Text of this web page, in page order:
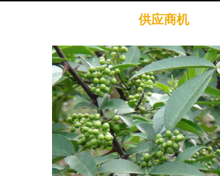
供应商机